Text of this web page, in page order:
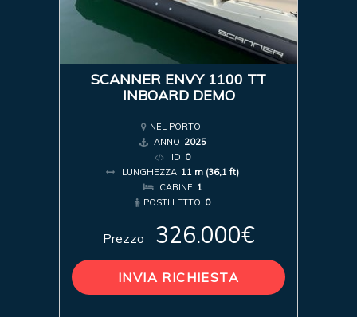
SCANNER ENVY 1100 TT
INBOARD DEMO
NEL PORTO
ANNO 2025
ID 0
LUNGHEZZA 11 m (36,1 ft)
CABINE 1
POSTI LETTO 0
Prezzo 326.000€
INVIA RICHIESTA